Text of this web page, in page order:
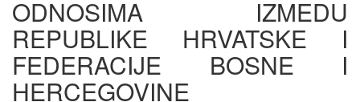
ODNOSIMA IZMEDU
REPUBLIKE HRVATSKE I
FEDERACIJE BOSNE I
HERCEGOVINE